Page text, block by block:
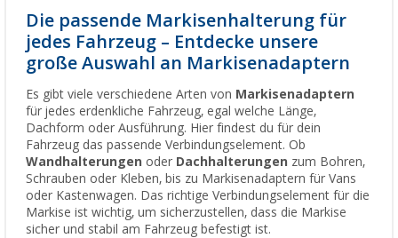
Die passende Markisenhalterung für
jedes Fahrzeug – Entdecke unsere
große Auswahl an Markisenadaptern
Es gibt viele verschiedene Arten von Markisenadaptern
für jedes erdenkliche Fahrzeug, egal welche Länge,
Dachform oder Ausführung. Hier findest du für dein
Fahrzeug das passende Verbindungselement. Ob
Wandhalterungen oder Dachhalterungen zum Bohren,
Schrauben oder Kleben, bis zu Markisenadaptern für Vans
oder Kastenwagen. Das richtige Verbindungselement für die
Markise ist wichtig, um sicherzustellen, dass die Markise
sicher und stabil am Fahrzeug befestigt ist.